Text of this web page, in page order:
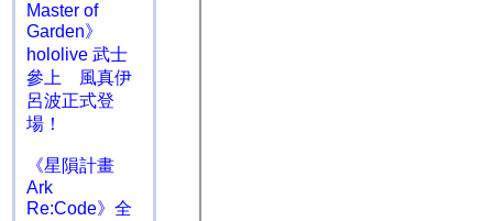
Master of
Garden》
hololive 武士
參上 風真伊
呂波正式登
場！
《星隕計畫
Ark
Re:Code》全